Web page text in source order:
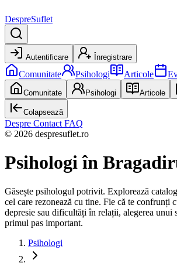
DespreSuflet
Autentificare Înregistrare
Comunitate Psihologi Articole
Comunitate Psihologi Articole
Colapsează
Despre Contact FAQ
© 2026 despresuflet.ro
Psihologiîn
Găsește psihologul potrivit. Explorează
cel care rezonează cu tine. Fie că te confrunți
depresie sau dificultăți în relații, alegerea unui
primul pas important.
Psihologi